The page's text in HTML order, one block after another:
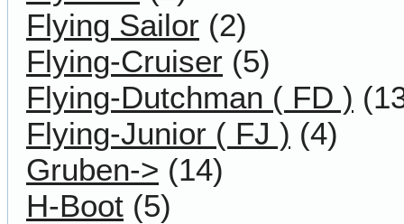
Flying Sailor (2)
Flying-Cruiser (5)
Flying-Dutchman ( FD )
Flying-Junior ( FJ ) (4)
Gruben-> (14)
H-Boot (5)